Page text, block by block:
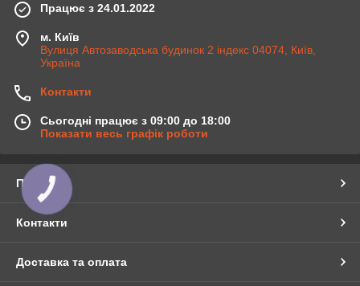
Працює з 24.01.2022
м. Київ
Вулиця Автозаводська будинок 2 індекс 04074, Київ,
Україна
Контакти
Сьогодні працює з 09:00 до 18:00
Показати весь графік роботи
Про нас
Контакти
Доставка та оплата
КНОПКА
ЗВ'ЯЗКУ